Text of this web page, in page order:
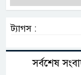
ট্যাগস :
সর্বশেষ